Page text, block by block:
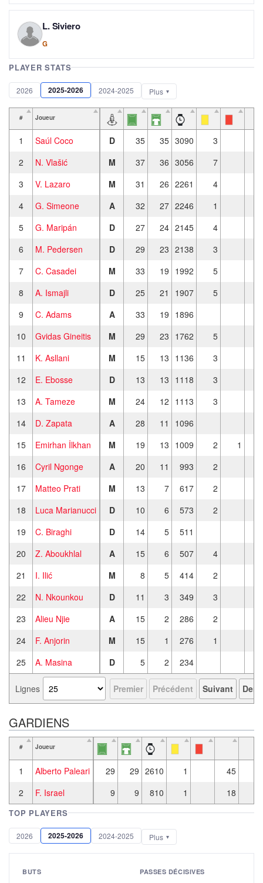
L. Siviero
G
PLAYER STATS
2026 2025-2026 2024-2025 Plus
# Joueur
1 Saúl Coco D 35 35 3090 3
2
N. Vlašić M 37 36 3056 7
3
V. Lazaro M 31 26 2261
4
4
G. Simeone A 32 27 2246 1
5
G. Maripán D 27 24 2145 4
6
M. Pedersen D 29 23 2138 3
7
C. Casadei M 33 19 1992 5
8
A. Ismajli D 25 21 1907
5
9
C. Adams A 33 19 1896
10
Gvidas Gineitis M 29 23 1762
5
11
K. Asllani M 15 13 1136
3
12
E. Ebosse D 13 13 1118
3
13
A. Tameze M 24 12 1113
3
14
D. Zapata A 28 11 1096
15
Emirhan İlkhan M 19 13 1009 2
1
16
Cyril Ngonge A 20 11 993 2
17
Matteo Prati M 13 7 617
2
18
Luca Marianucci D 10 6 573
2
19
C. Biraghi D 14 5
511
20
Z. Aboukhlal A 15 6 507
4
21
I. Ilić M 8 5 414
2
22
N. Nkounkou D 11 3 349
3
23
Alieu Njie A 15 2 286 2
24
F. Anjorin M 15 1 276
1
25
A. Masina D 5 2 234
Lignes Premier Précédent Suivant
GARDIENS
# Joueur
1 Alberto Paleari 29 29 2610 1 45
2
F. Israel 9 9 810 1 18
TOP PLAYERS
2026 2025-2026 2024-2025 Plus
BUTS PASSES DÉCISIVES